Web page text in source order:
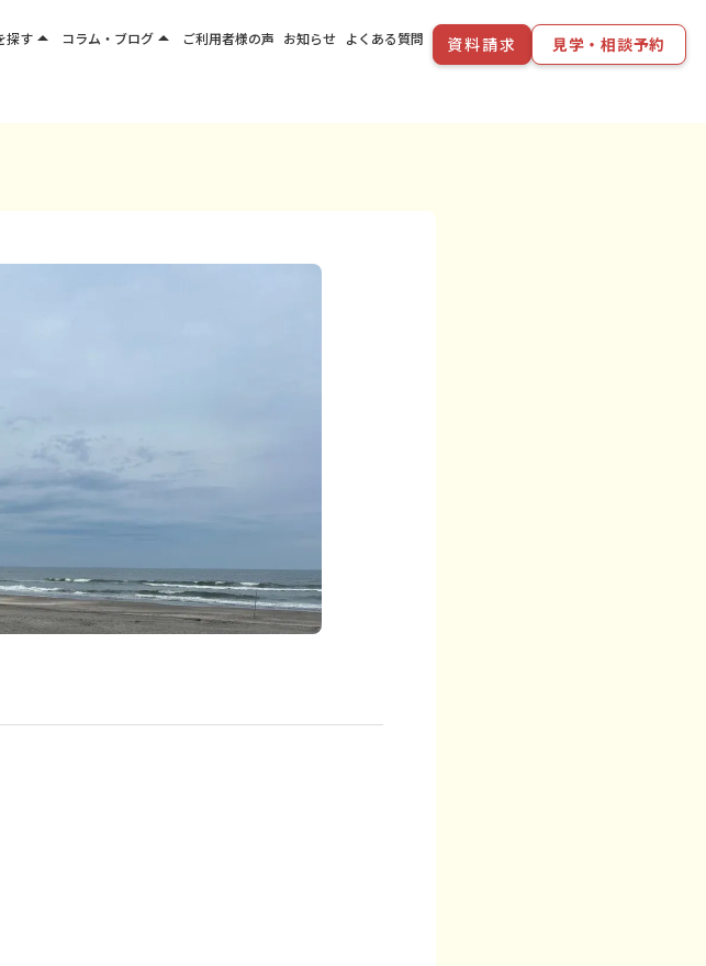
探すarrow_drop_up コラム・ブログarrow_drop_up ご利用者様の声 お知らせ よくある質問 資料請求 見学・相談予約